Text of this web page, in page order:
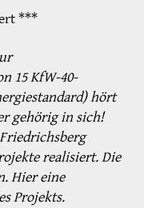
***
15 KfW-40-
hört
gehörig in sich!
realisiert. Die
Hier eine
Projekts.